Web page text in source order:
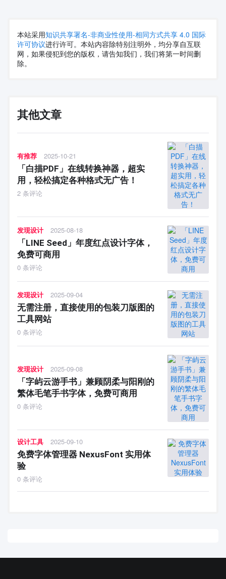
本站采用知识共享署名-非商业性使用-相同方式共享 4.0 国际
许可协议进行许可。本站内容除特别注明外，均分享自互联
网，如果侵犯到您的版权，请告知我们，我们将第一时间删
除。
其他文章
有推荐 2025-10-21
「白描PDF」在线转换神器，超实
用，轻松搞定各种格式无广告！
2 条评论
发现设计 2025-08-18
「LINE Seed」年度红点设计字体，
免费可商用
0 条评论
发现设计 2025-09-04
无需注册，直接使用的包装刀版图的
工具网站
0 条评论
发现设计 2025-09-08
「字屿云游手书」兼顾阴柔与阳刚的
繁体毛笔手书字体，免费可商用
0 条评论
设计工具 2025-09-10
免费字体管理器 NexusFont 实用体
验
0 条评论